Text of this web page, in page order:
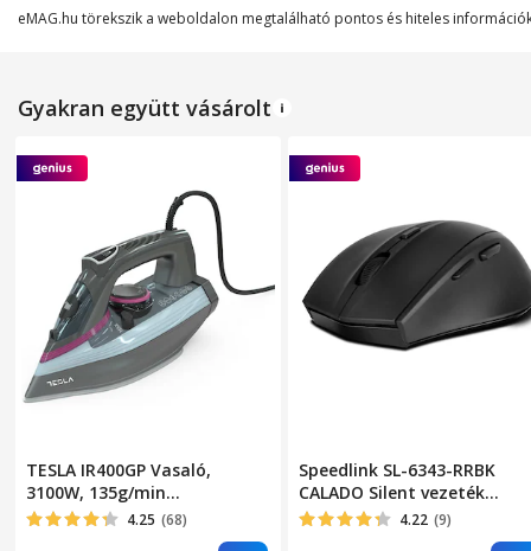
Sebesség fokozatok
Vezérlőpanel típusa
Zajszint
WiFi
Magasság
Szélesség
eMAG.hu törekszik a weboldalon megtalálható pontos és hiteles
Gyakran együtt vásárolt
TESLA IR400GP Vasaló,
3100W, 135g/min
gőzkibocsátás, Szürke
4.25 (68)
Speedlink SL-6343-RRBK
CALADO Silent vezeték
nélküli egér, gumírozott-
4.22 (9)